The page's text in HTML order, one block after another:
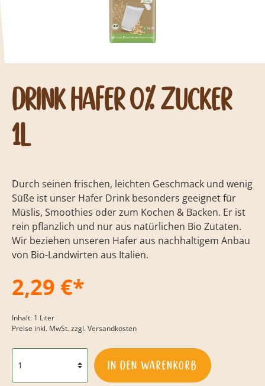
Drink Hafer 0% Zucker
1l
Durch seinen frischen, leichten Geschmack und wenig
Süße ist unser Hafer Drink besonders geeignet für
Müslis, Smoothies oder zum Kochen & Backen. Er ist
rein pflanzlich und nur aus natürlichen Bio Zutaten.
Wir beziehen unseren Hafer aus nachhaltigem Anbau
von Bio-Landwirten aus Italien.
2,29 €*
Inhalt: 1 Liter
Preise inkl. MwSt. zzgl. Versandkosten
In den Warenkorb